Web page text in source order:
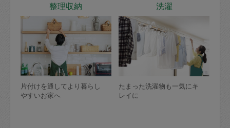
整理収納
片付けを通してより暮らし
やすいお家へ
洗濯
たまった洗濯物も一気にキ
レイに